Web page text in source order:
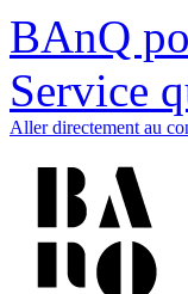
BAnQ
Service
Aller directement au